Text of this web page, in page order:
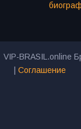
VIP-BRASIL.online
Соглашение